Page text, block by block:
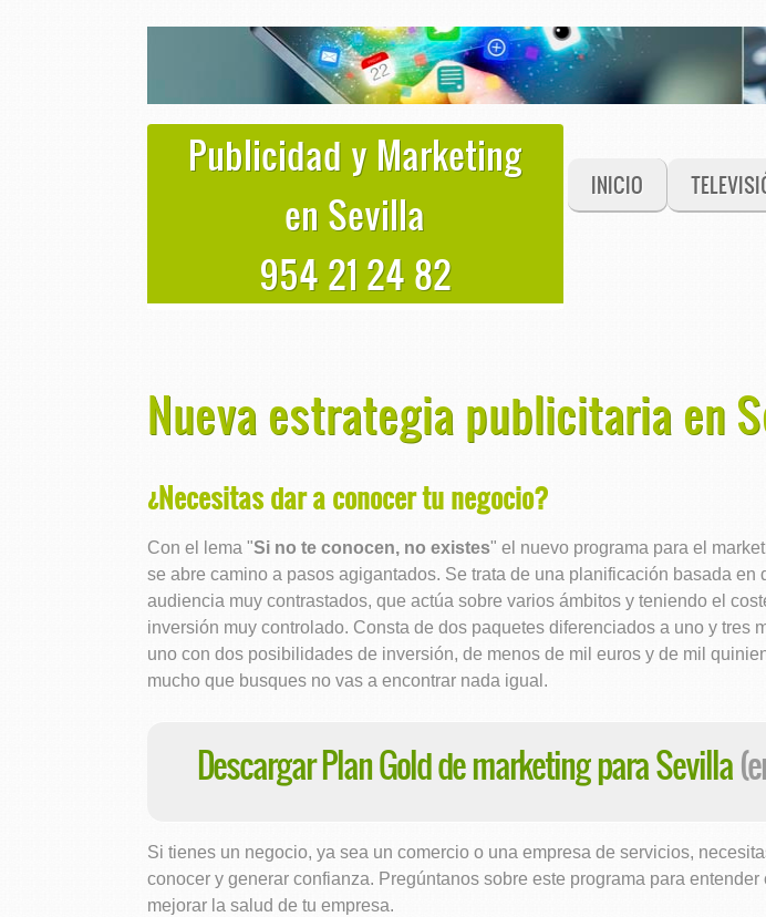
Publicidad y Marketing
en Sevilla
954 21 24 82
INICIO
Nueva estrategia publicitaria en
¿Necesitas dar a conocer tu negocio?
Con el lema "Si no te conocen, no existes" el nuevo programa para el
se abre camino a pasos agigantados. Se trata de una planificación basada en
audiencia muy contrastados, que actúa sobre varios ámbitos y teniendo el
inversión muy controlado. Consta de dos paquetes diferenciados a uno y tres
uno con dos posibilidades de inversión, de menos de mil euros y de mil
mucho que busques no vas a encontrar nada igual.
Descargar Plan Gold de marketing para Sevilla
Si tienes un negocio, ya sea un comercio o una empresa de servicios,
conocer y generar confianza. Pregúntanos sobre este programa para entender
mejorar la salud de tu empresa.